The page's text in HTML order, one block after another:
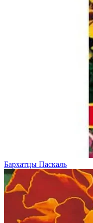
Бархатцы Паскаль